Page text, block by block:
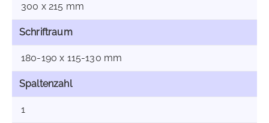
300 x 215 mm
Schriftraum
180-190 x 115-130 mm
Spaltenzahl
1